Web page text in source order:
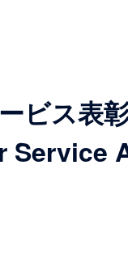
ビス表
Service